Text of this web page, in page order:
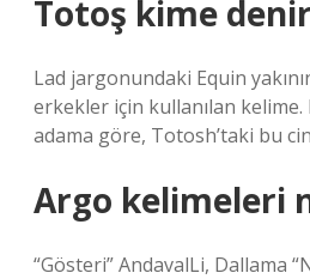
Totoş kime
Lad jargonundaki Equin
erkekler için kullanılan kelime.
adama göre, Totosh’taki bu
Argo kelimeleri
“Gösteri” AndavalLi, Dallama